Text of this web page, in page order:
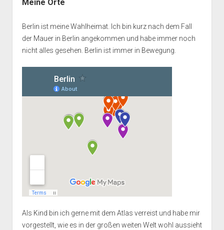
Meine Orte
Berlin ist meine Wahlheimat. Ich bin kurz nach dem Fall
der Mauer in Berlin angekommen und habe immer noch
nicht alles gesehen. Berlin ist immer in Bewegung.
Als Kind bin ich gerne mit dem Atlas verreist und habe mir
vorgestellt, wie es in der großen weiten Welt wohl aussieht